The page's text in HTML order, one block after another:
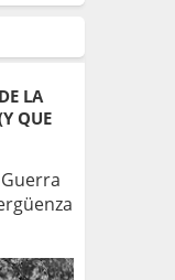
LA
QUE